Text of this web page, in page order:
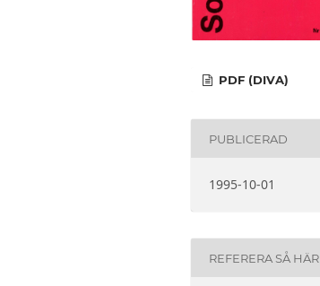
PDF (DIVA)
PUBLICERAD
1995-10-01
REFERERA SÅ HÄR